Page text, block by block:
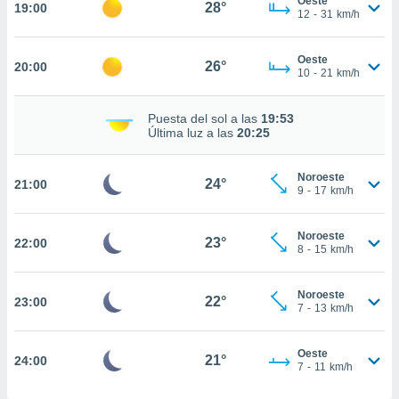
como
IP
en
a lo que
Para
u
19:00 28°
12 - 31 km/h
20:00 26°
Oeste
10 - 21 km/h
Puesta del sol a las 19:53
Última luz a las 20:25
21:00 24°
Noroeste
9 - 17 km/h
22:00 23°
Noroeste
8 - 15 km/h
23:00 22°
Noroeste
7 - 13 km/h
24:00 21°
Oeste
7 - 11 km/h